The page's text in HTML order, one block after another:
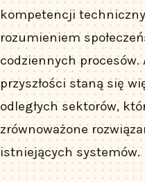
kompetencji
rozumieniem
codziennych
przyszłości staną się
odległych sektorów,
zrównoważone
istniejących systemów.